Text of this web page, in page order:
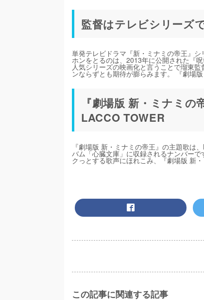
監督はテレビシリーズ
単発テレビドラマ『新・ミナミの帝王』
ホンをとるのは、2013年に公開された『
人気シリーズの映画化と言うことで瑠東
ンならずとも期待が膨らみます。 『劇場
『劇場版 新・ミナミ
LACCO TOWER
『劇場版 新・ミナミの帝王』の主題歌は
バム「心臓文庫」に収録されるナンバー
クっとする歌声にほれこみ、『劇場版 新
この記事に関連する記事